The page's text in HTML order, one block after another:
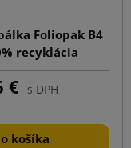
Foliopak B4
recyklácia
€ s DPH
košíka